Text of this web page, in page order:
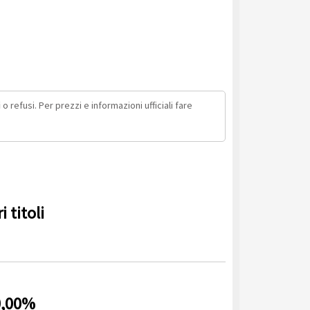
refusi. Per prezzi e informazioni ufficiali fare
titoli